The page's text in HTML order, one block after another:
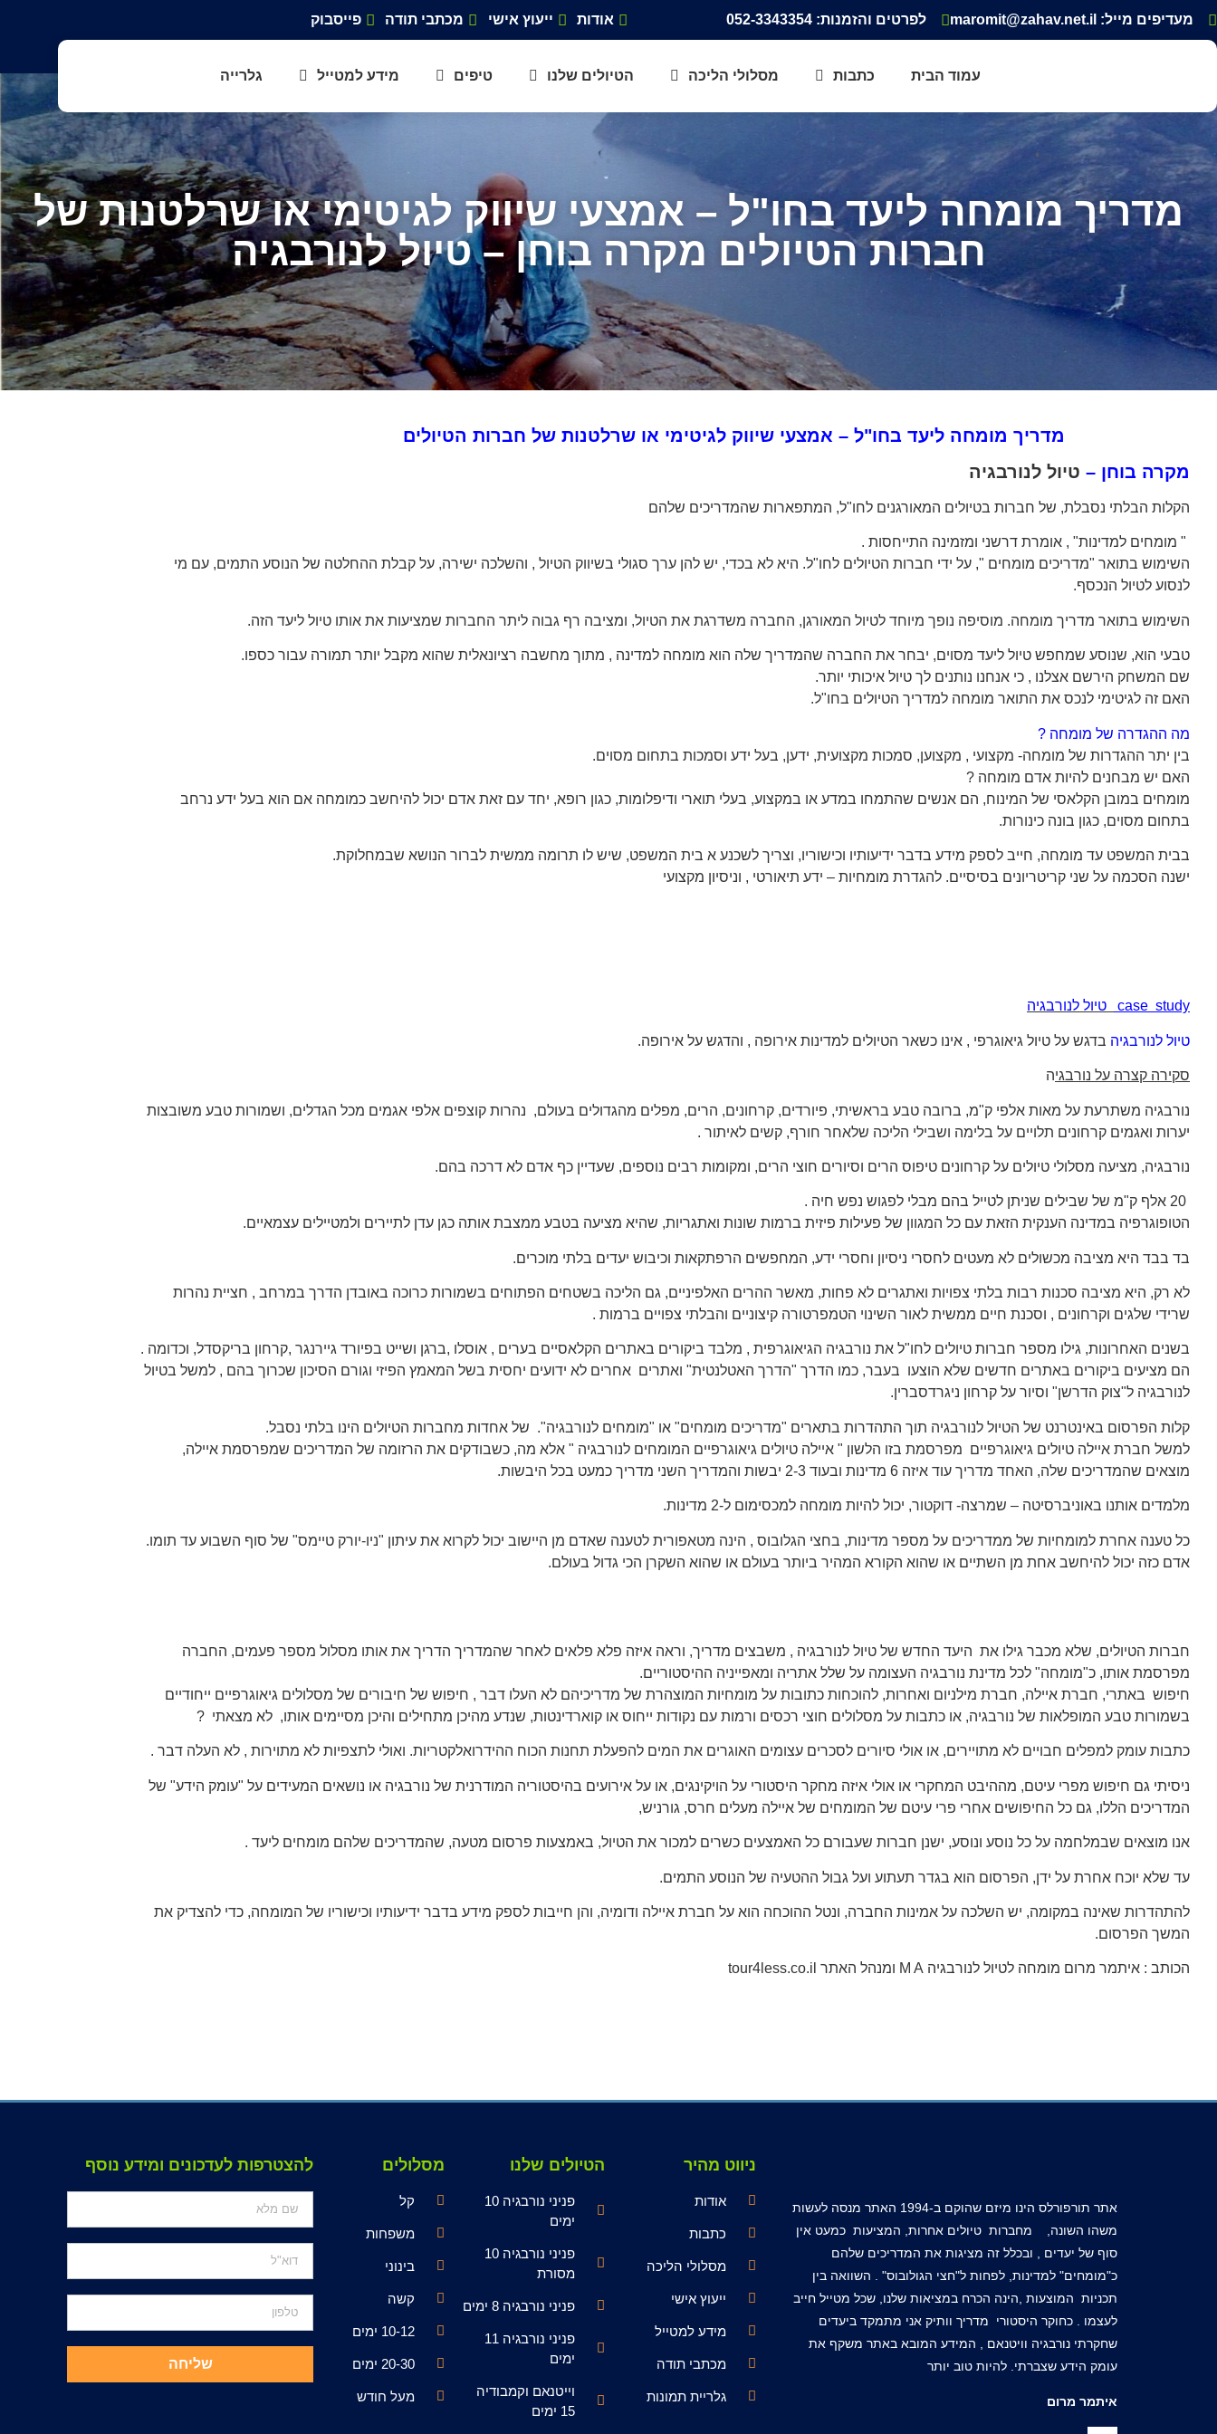
מעדיפים מייל: maromit@zahav.net.il‏ לפרטים והזמנות: 052-3343354 אודות ייעוץ אישי מכתבי תודה פייסבוק
עמוד הבית כתבות מסלולי הליכה הטיולים שלנו טיפים מידע למטייל גלרייה
מדריך מומחה ליעד בחו"ל – אמצעי שיווק לגיטימי או שרלטנות של
חברות הטיולים מקרה בוחן – טיול לנורבגיה
מדריך מומחה ליעד בחו"ל – אמצעי שיווק לגיטימי או שרלטנות של חברות הטיולים
מקרה בוחן – טיול לנורבגיה
הקלות הבלתי נסבלת, של חברות בטיולים המאורגנים לחו"ל, המתפארות שהמדריכים שלהם
" מומחים למדינות" , אומרת דרשני ומזמינה התייחסות .
השימוש בתואר "מדריכים מומחים ", על ידי חברות הטיולים לחו"ל. היא לא בכדי, יש להן ערך סגולי בשיווק הטיול , והשלכה ישירה, על קבלת ההחלטה של הנוסע התמים, עם מי
לנסוע לטיול הנכסף.
השימוש בתואר מדריך מומחה. מוסיפה נופך מיוחד לטיול המאורגן, החברה משדרגת את הטיול, ומציבה רף גבוה ליתר החברות שמציעות את אותו טיול ליעד הזה.
טבעי הוא, שנוסע שמחפש טיול ליעד מסוים, יבחר את החברה שהמדריך שלה הוא מומחה למדינה , מתוך מחשבה רציונאלית שהוא מקבל יותר תמורה עבור כספו.
שם המשחק הירשם אצלנו , כי אנחנו נותנים לך טיול איכותי יותר.
האם זה לגיטימי לנכס את התואר מומחה למדריך הטיולים בחו"ל.
מה ההגדרה של מומחה ?
בין יתר ההגדרות של מומחה- מקצועי , מקצוען, סמכות מקצועית, ידען, בעל ידע וסמכות בתחום מסוים.
האם יש מבחנים להיות אדם מומחה ?
מומחים במובן הקלאסי של המינוח, הם אנשים שהתמחו במדע או במקצוע, בעלי תוארי ודיפלומות, כגון רופא, יחד עם זאת אדם יכול להיחשב כמומחה אם הוא בעל ידע נרחב
בתחום מסוים, כגון בונה כינורות.
בבית המשפט עד מומחה, חייב לספק מידע בדבר ידיעותיו וכישוריו, וצריך לשכנע א בית המשפט, שיש לו תרומה ממשית לברור הנושא שבמחלוקת.
ישנה הסכמה על שני קריטריונים בסיסיים. להגדרת מומחיות – ידע תיאורטי , וניסיון מקצועי
case study טיול לנורבגיה
טיול לנורבגיה בדגש על טיול גיאוגרפי , אינו כשאר הטיולים למדינות אירופה , והדגש על אירופה.
סקירה קצרה על נורבגיה
נורבגיה משתרעת על מאות אלפי ק"מ, ברובה טבע בראשיתי, פיורדים, קרחונים, הרים, מפלים מהגדולים בעולם, נהרות קוצפים אלפי אגמים מכל הגדלים, ושמורות טבע משובצות
יערות ואגמים קרחונים תלויים על בלימה ושבילי הליכה שלאחר חורף, קשים לאיתור .
נורבגיה, מציעה מסלולי טיולים על קרחונים טיפוס הרים וסיורים חוצי הרים, ומקומות רבים נוספים, שעדיין כף אדם לא דרכה בהם.
הטופוגרפיה במדינה הענקית הזאת עם כל המגוון של פעילות פיזית ברמות שונות ואתגריות, שהיא מציעה בטבע ממצבת אותה כגן עדן לתיירים ולמטיילים עצמאיים.
בד בבד היא מציבה מכשולים לא מעטים לחסרי ניסיון וחסרי ידע, המחפשים הרפתקאות וכיבוש יעדים בלתי מוכרים.
לא רק, היא מציבה סכנות רבות בלתי צפויות ואתגרים לא פחות, מאשר ההרים האלפיניים, גם הליכה בשטחים הפתוחים בשמורות כרוכה באובדן הדרך במרחב , חציית נהרות
שרידי שלגים וקרחונים , וסכנת חיים ממשית לאור השינוי הטמפרטורה קיצוניים והבלתי צפויים ברמות .
בשנים האחרונות, גילו מספר חברות טיולים לחו"ל את נורבגיה הגיאוגרפית , מלבד ביקורים באתרים הקלאסיים בערים , אוסלו ,ברגן ושייט בפיורד גיירנגר ,קרחון בריקסדל, וכדומה .
הם מציעים ביקורים באתרים חדשים שלא הוצעו בעבר, כמו הדרך "הדרך האטלנטית" ואתרים אחרים לא ידועים יחסית בשל המאמץ הפיזי וגורם הסיכון שכרוך בהם , למשל בטיול
לנורבגיה ל"צוק הדרשן" וסיור על קרחון ניגרדסברין.
קלות הפרסום באינטרנט של הטיול לנורבגיה תוך התהדרות בתארים "מדריכים מומחים" או "מומחים לנורבגיה". של אחדות מחברות הטיולים הינו בלתי נסבל.
למשל חברת איילה טיולים גיאוגרפיים מפרסמת בזו הלשון " איילה טיולים גיאוגרפיים המומחים לנורבגיה " אלא מה, כשבודקים את הרזומה של המדריכים שמפרסמת איילה,
מוצאים שהמדריכים שלה, האחד מדריך עוד איזה 6 מדינות ובעוד 2-3 יבשות והמדריך השני מדריך כמעט בכל היבשות.
מלמדים אותנו באוניברסיטה – שמרצה- דוקטור, יכול להיות מומחה למכסימום ל-2 מדינות.
כל טענה אחרת למומחיות של ממדריכים על מספר מדינות, בחצי הגלובוס , הינה מטאפורית לטענה שאדם מן היישוב יכול לקרוא את עיתון "ניו-יורק טיימס" של סוף השבוע עד תומו.
אדם כזה יכול להיחשב אחת מן השתיים או שהוא הקורא המהיר ביותר בעולם או שהוא השקרן הכי גדול בעולם.
חברות הטיולים, שלא מכבר גילו את היעד החדש של טיול לנורבגיה , משבצים מדריך, וראה איזה פלא פלאים לאחר שהמדריך הדריך את אותו מסלול מספר פעמים, החברה
מפרסמת אותו, כ"מומחה" לכל מדינת נורבגיה העצומה על שלל אתריה ומאפייניה ההיסטוריים.
חיפוש באתרי, חברת איילה, חברת מילניום ואחרות, להוכחות כתובות על מומחיות המוצהרת של מדריכיהם לא העלו דבר , חיפוש של חיבורים של מסלולים גיאוגרפיים ייחודיים
בשמורות טבע המופלאות של נורבגיה, או כתבות על מסלולים חוצי רכסים ורמות עם נקודות ייחוס או קוארדינטות, שנדע מהיכן מתחילים והיכן מסיימים אותו, לא מצאתי ?
כתבות עומק למפלים חבויים לא מתויירים, או אולי סיורים לסכרים עצומים האוגרים את המים להפעלת תחנות הכוח ההידרואלקטריות. ואולי לתצפיות לא מתוירות , לא העלה דבר .
ניסיתי גם חיפוש מפרי עיטם, מההיבט המחקרי או אולי איזה מחקר היסטורי על הויקינגים, או על אירועים בהיסטוריה המודרנית של נורבגיה או נושאים המעידים על "עומק הידע" של
המדריכים הללו, גם כל החיפושים אחרי פרי עיטם של המומחים של איילה מעלים חרס, גורניש,
אנו מוצאים שבמלחמה על כל נוסע ונוסע, ישנן חברות שעבורם כל האמצעים כשרים למכור את הטיול, באמצעות פרסום מטעה, שהמדריכים שלהם מומחים ליעד .
עד שלא יוכח אחרת על ידן, הפרסום הוא בגדר תעתוע ועל גבול ההטעיה של הנוסע התמים.
להתהדרות שאינה במקומה, יש השלכה על אמינות החברה, ונטל ההוכחה הוא על חברת איילה ודומיה, והן חייבות לספק מידע בדבר ידיעותיו וכישוריו של המומחה, כדי להצדיק את
המשך הפרסום.
הכותב : איתמר מרום מומחה לטיול לנורבגיה M A ומנהל האתר tour4less.co.il
אתר תורפורלס הינו מיזם שהוקם ב-1994 האתר מנסה לעשות
משהו השונה, מחברות טיולים אחרות, המציעות כמעט אין
סוף של יעדים , ובכלל זה מציגות את המדריכים שלהם
כ"מומחים" למדינות, לפחות ל"חצי הגולובוס" . השוואה בין
תכניות המוצעות ,הינה הכרח במציאות שלנו, שכל מטייל חייב
לעצמו . כחוקר היסטורי מדריך וותיק אני מתמקד ביעדים
שחקרתי נורבגיה וויטנאם , המידע המובא באתר משקף את
עומק הידע שצברתי. להיות טוב יותר
איתמר מרום
ניווט מהיר
אודות
כתבות
מסלולי הליכה
ייעוץ אישי
מידע למטייל
מכתבי תודה
גלריית תמונות
הטיולים שלנו
פניני נורבגיה 10
ימים
פניני נורבגיה 10
מסורת
פניני נורבגיה 8 ימים
פניני נורבגיה 11
ימים
וייטנאם וקמבודיה
15 ימים
מסלולים
קל
משפחות
בינוני
קשה
10-12 ימים
20-30 ימים
מעל חודש
להצטרפות לעדכונים ומידע נוסף
שליחה